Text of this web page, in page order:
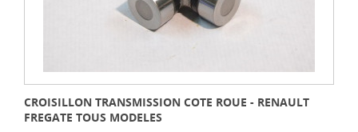
CROISILLON TRANSMISSION COTE ROUE - RENAULT
FREGATE TOUS MODELES